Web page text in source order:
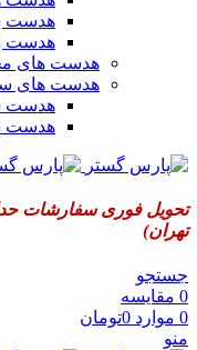
هدست
هدست
هدست های
هدست های
هدست
هدست
تحویل فوری سفارشات
تهران)
جستجو
0 مقایسه
0 موارد 0تومان
منو